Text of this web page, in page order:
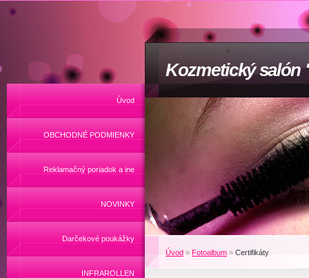
Kozmetický salón
Úvod
OBCHODNÉ PODMIENKY
Reklamačný poriadok a ine
NOVINKY
Darčekové poukážky
INFRAROLLEN
Úvod » Fotoalbum » Certifikáty